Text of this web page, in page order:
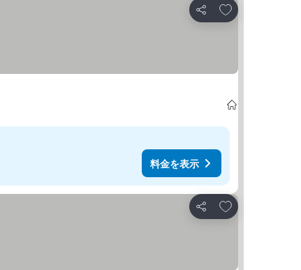
シェア
お気に入りに追加
料金を表示
シェア
お気に入りに追加